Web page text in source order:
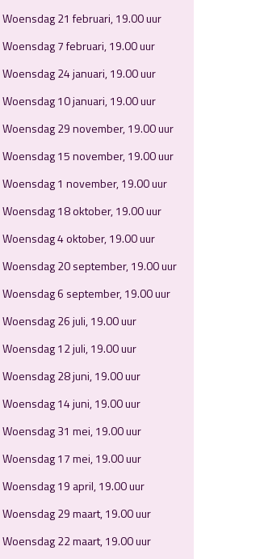
Woensdag 21 februari, 19.00 uur
Woensdag 7 februari, 19.00 uur
Woensdag 24 januari, 19.00 uur
Woensdag 10 januari, 19.00 uur
Woensdag 29 november, 19.00 uur
Woensdag 15 november, 19.00 uur
Woensdag 1 november, 19.00 uur
Woensdag 18 oktober, 19.00 uur
Woensdag 4 oktober, 19.00 uur
Woensdag 20 september, 19.00 uur
Woensdag 6 september, 19.00 uur
Woensdag 26 juli, 19.00 uur
Woensdag 12 juli, 19.00 uur
Woensdag 28 juni, 19.00 uur
Woensdag 14 juni, 19.00 uur
Woensdag 31 mei, 19.00 uur
Woensdag 17 mei, 19.00 uur
Woensdag 19 april, 19.00 uur
Woensdag 29 maart, 19.00 uur
Woensdag 22 maart, 19.00 uur